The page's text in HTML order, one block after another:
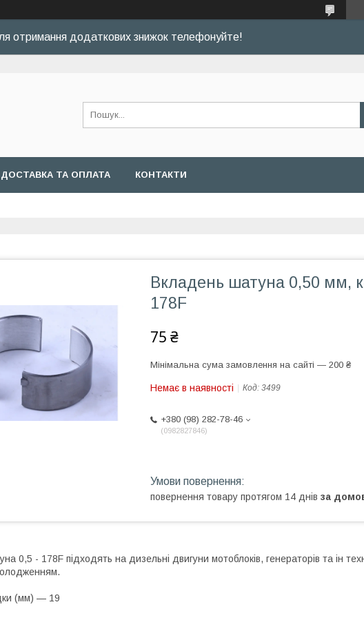
отримання додаткових знижок телефонуйте!
ДОСТАВКА ТА ОПЛАТА КОНТАКТИ
Вкладень шатуна 0,50 мм,
178F
75 ₴
Мінімальна сума замовлення на сайті — 200 ₴
Немає в наявності Код: 3499
+380 (98) 282-78-46
0982827846
повернення товару протягом 14 днів за
0,5 - 178F підходять на дизельні двигуни мотоблоків, генераторів та ін
(мм) — 19